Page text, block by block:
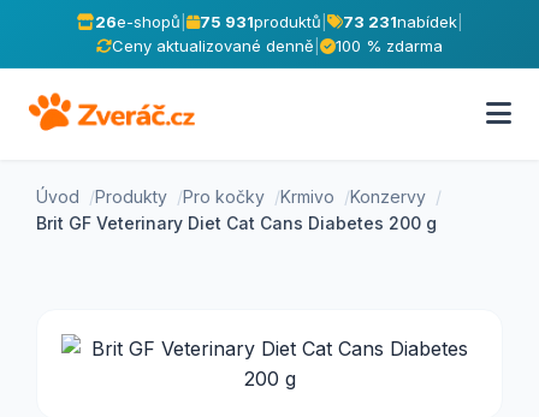
26e-shopů 75 931produktů 73 231nabídek|
Ceny aktualizované denně
100 % zdarma
Úvod Produkty Pro kočky Krmivo
Konzervy
Brit GF Veterinary Diet Cat Cans Diabetes 200 g